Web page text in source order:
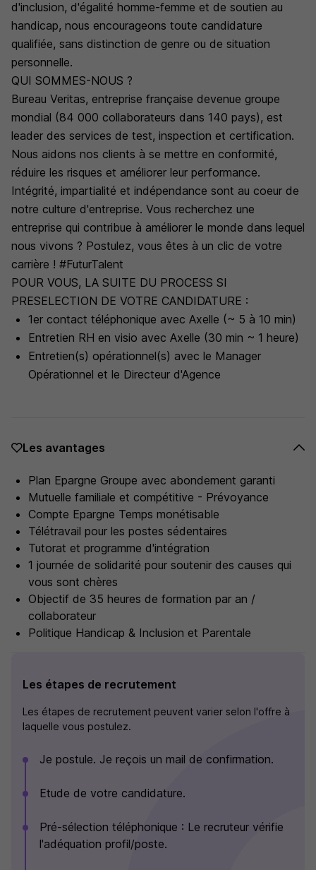
d'inclusion, d'égalité homme-femme et de soutien au
handicap, nous encourageons toute candidature
qualifiée, sans distinction de genre ou de situation
personnelle.
QUI SOMMES-NOUS ?
Bureau Veritas, entreprise française devenue groupe
mondial (84 000 collaborateurs dans 140 pays), est
leader des services de test, inspection et certification.
Nous aidons nos clients à se mettre en conformité,
réduire les risques et améliorer leur performance.
Intégrité, impartialité et indépendance sont au coeur de
notre culture d'entreprise. Vous recherchez une
entreprise qui contribue à améliorer le monde dans lequel
nous vivons ? Postulez, vous êtes à un clic de votre
carrière ! #FuturTalent
POUR VOUS, LA SUITE DU PROCESS SI
PRESELECTION DE VOTRE CANDIDATURE :
1er contact téléphonique avec Axelle (~ 5 à 10 min)
Entretien RH en visio avec Axelle (30 min ~ 1 heure)
Entretien(s) opérationnel(s) avec le Manager
Opérationnel et le Directeur d'Agence
Les avantages
Plan Epargne Groupe avec abondement garanti
Mutuelle familiale et compétitive - Prévoyance
Compte Epargne Temps monétisable
Télétravail pour les postes sédentaires
Tutorat et programme d'intégration
1 journée de solidarité pour soutenir des causes qui
vous sont chères
Objectif de 35 heures de formation par an /
collaborateur
Politique Handicap & Inclusion et Parentale
Les étapes de recrutement
Les étapes de recrutement peuvent varier selon l'offre à
laquelle vous postulez.
Je postule. Je reçois un mail de confirmation.
Etude de votre candidature.
Pré-sélection téléphonique : Le recruteur vérifie
l'adéquation profil/poste.